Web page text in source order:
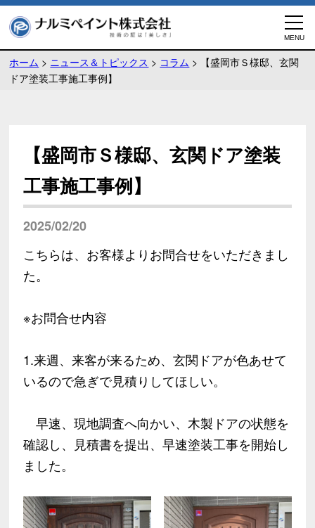
ホーム > ニュース＆トピックス > コラム >
【盛岡市Ｓ様邸、玄関
ドア塗装工事施工事例】
【盛岡市Ｓ様邸、玄関ドア塗装
工事施工事例】
2025/02/20
こちらは、お客様よりお問合せをいただきまし
た。
※お問合せ内容
1.来週、来客が来るため、玄関ドアが色あせて
いるので急ぎで見積りしてほしい。
早速、現地調査へ向かい、木製ドアの状態を
確認し、見積書を提出、早速塗装工事を開始し
ました。